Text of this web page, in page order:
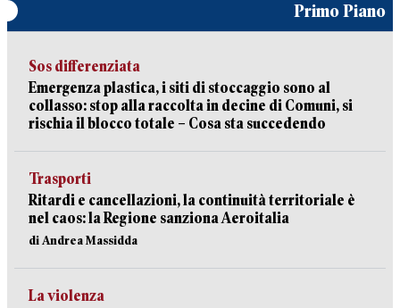
Primo Piano
Sos differenziata
Emergenza plastica, i siti di stoccaggio sono al
collasso: stop alla raccolta in decine di Comuni, si
rischia il blocco totale – Cosa sta succedendo
Trasporti
Ritardi e cancellazioni, la continuità territoriale è
nel caos: la Regione sanziona Aeroitalia
di Andrea Massidda
La violenza